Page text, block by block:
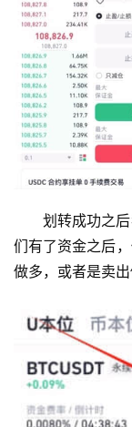
划转成功之
们有了资金之后
做多，或者是卖出